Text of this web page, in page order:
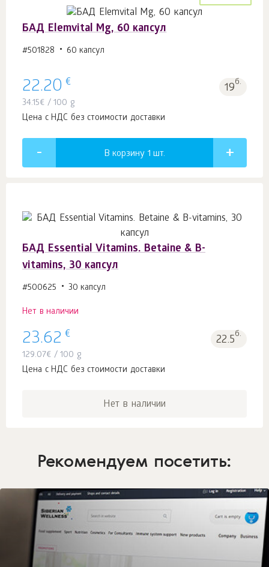
БАД Elemvital Mg, 60 капсул
#501828 60 капсул
22.20 € 19б.
34.15€ / 100 g
Цена с НДС без стоимости доставки
В корзину 1 шт.
БАД Essential Vitamins. Betaine & B-
vitamins, 30 капсул
#500625 30 капсул
Нет в наличии
23.62 € 22.5б.
129.07€ / 100 g
Цена с НДС без стоимости доставки
Нет в наличии
Рекомендуем посетить: